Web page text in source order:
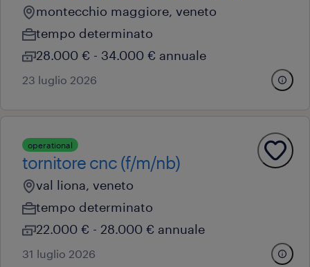
montecchio maggiore, veneto
tempo determinato
28.000 € - 34.000 € annuale
23 luglio 2026
operational
tornitore cnc (f/m/nb)
val liona, veneto
tempo determinato
22.000 € - 28.000 € annuale
31 luglio 2026